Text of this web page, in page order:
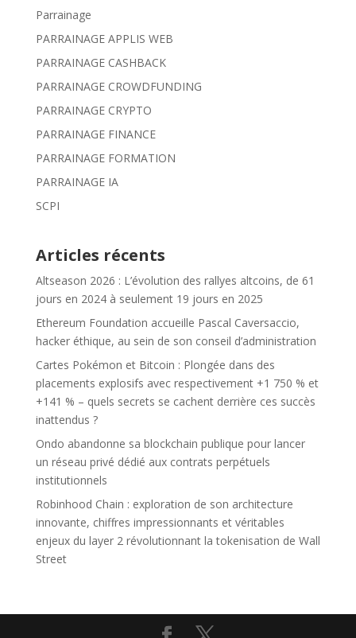
Parrainage
PARRAINAGE APPLIS WEB
PARRAINAGE CASHBACK
PARRAINAGE CROWDFUNDING
PARRAINAGE CRYPTO
PARRAINAGE FINANCE
PARRAINAGE FORMATION
PARRAINAGE IA
SCPI
Articles récents
Altseason 2026 : L’évolution des rallyes altcoins, de 61
jours en 2024 à seulement 19 jours en 2025
Ethereum Foundation accueille Pascal Caversaccio,
hacker éthique, au sein de son conseil d’administration
Cartes Pokémon et Bitcoin : Plongée dans des
placements explosifs avec respectivement +1 750 % et
+141 % – quels secrets se cachent derrière ces succès
inattendus ?
Ondo abandonne sa blockchain publique pour lancer
un réseau privé dédié aux contrats perpétuels
institutionnels
Robinhood Chain : exploration de son architecture
innovante, chiffres impressionnants et véritables
enjeux du layer 2 révolutionnant la tokenisation de Wall
Street